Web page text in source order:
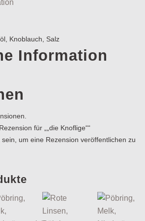
Knoblauch, Salz
Information
für „„die Knoflige““
sein, um eine Rezension veröffentlichen zu